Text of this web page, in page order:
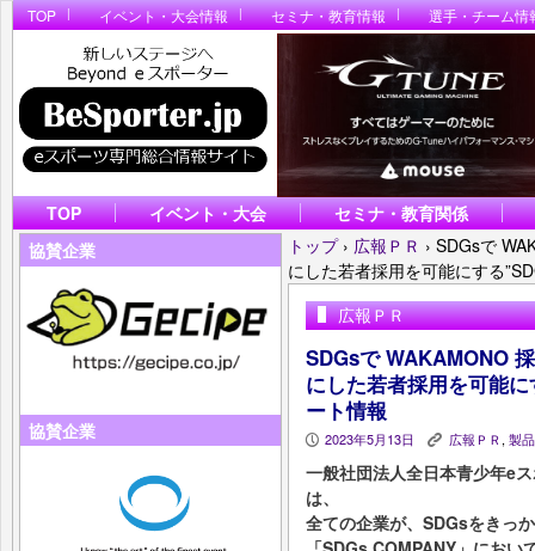
TOP イベント・大会情報 セミナ・教育情報 選手・チーム情
TOP イベント・大会
セミナ・教育関係
協賛企業
協賛企業
トップ › 広報ＰＲ › SDGsで
にした若者採用を可能にする
広報ＰＲ
SDGsで WAKAMONO
にした若者採用を可能
ート情報
P 2023年5月13日 K 広報ＰＲ,製
一般社団法人全日本青少年e
は、
全ての企業が、SDGsをきっ